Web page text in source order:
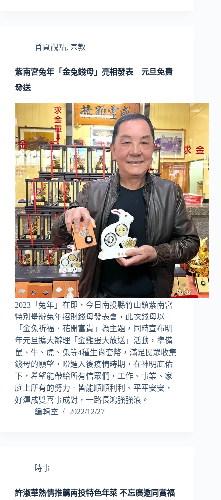
首頁觀點, 宗教
紫南宮兔年「金兔錢母」亮相發表 元旦免費
發送
2023「兔年」在即，今日南投縣竹山鎮紫南宮
特別舉辦兔年招財錢母發表會，此次錢母以
「金兔祈福．花開富貴」為主題，同時宣布明
年元旦擴大辦理「金雞蛋大放送」活動，準備
鼠、牛、虎、兔等4種生肖套幣，滿足民眾收集
錢母的願望，盼進入後疫情時期，在神明庇佑
下，希望能帶給所有信眾們，工作、事業、家
庭上所有的努力，皆能順順利利、平平安安，
好運成雙喜事成對，一路長鴻強強滾。
編輯室
2022/12/27
時事
許淑華熱情推薦南投特色年菜 不忘廣邀同賞福